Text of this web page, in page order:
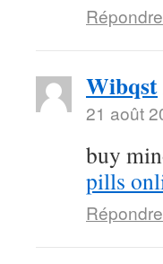
Répondre
Wibqst
21 août
buy
pills
Répondre